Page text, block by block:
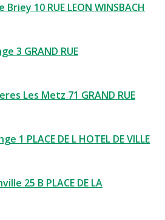
10 RUE LEON WINSBACH
3 GRAND RUE
Les Metz 71 GRAND RUE
1 PLACE DE L HOTEL DE VILLE
25 B PLACE DE LA